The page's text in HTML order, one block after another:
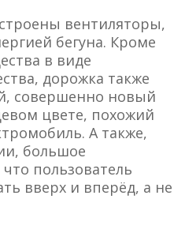
вентиляторы,
бегуна. Кроме
в виде
дорожка также
совершенно новый
цвете, похожий
А также,
большое
пользователь
вверх и вперёд, а не